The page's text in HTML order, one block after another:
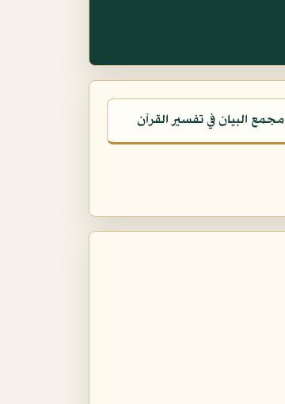
مجمع البيان في تفسير القرآن